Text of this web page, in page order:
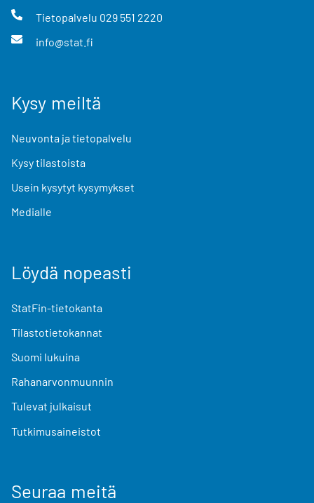
Tietopalvelu 029 551 2220
info@stat.fi
Kysy meiltä
Neuvonta ja tietopalvelu
Kysy tilastoista
Usein kysytyt kysymykset
Medialle
Löydä nopeasti
StatFin-tietokanta
Tilastotietokannat
Suomi lukuina
Rahanarvonmuunnin
Tulevat julkaisut
Tutkimusaineistot
Seuraa meitä